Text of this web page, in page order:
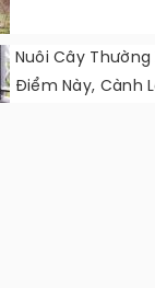
Nuôi Cây
Điểm Này, Cành